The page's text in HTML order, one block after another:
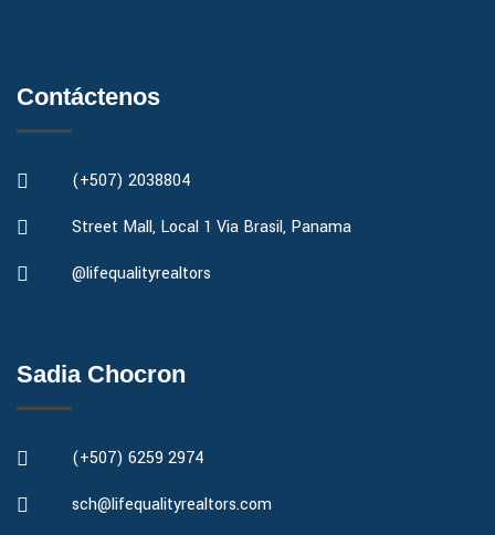
Contáctenos
(+507) 2038804
Street Mall, Local 1 Via Brasil, Panama
@lifequalityrealtors
Sadia Chocron
(+507) 6259 2974
sch@lifequalityrealtors.com